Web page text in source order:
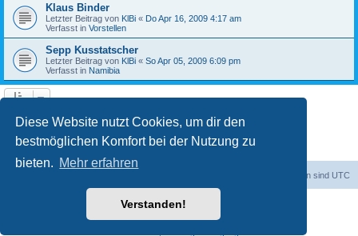
Diese Website nutzt Cookies, um dir den
bestmöglichen Komfort bei der Nutzung zu
bieten. Mehr erfahren
Verstanden!
Klaus Binder
Letzter Beitrag von KlBi « Do Apr 16, 2009 4:17 am
Verfasst in Vorstellen
Sepp Kusstatscher
Letzter Beitrag von KlBi « So Apr 05, 2009 6:09 pm
Verfasst in Namibia
Die Suche ergab 103 Treffer 1 2 3
Alle Zeiten sind UTC
Powered byphpBB® Forum Software © phpBB Limited
phpBB.de